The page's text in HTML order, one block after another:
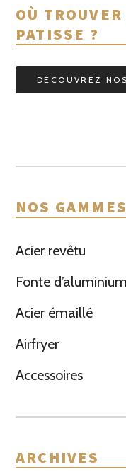
OÙ
PATISSE ?
DÉCOUVREZ
NOS
Acier revêtu
Fonte d’aluminium
Acier émaillé
Airfryer
Accessoires
ARCHIVES